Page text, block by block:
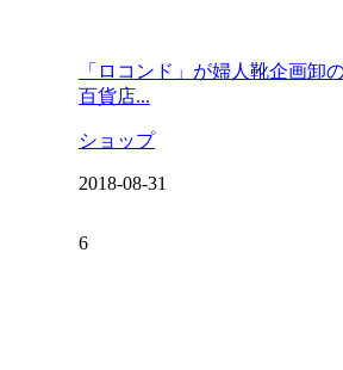
「ロコンド」が婦人靴企画卸
百貨店...
ショップ
2018-08-31